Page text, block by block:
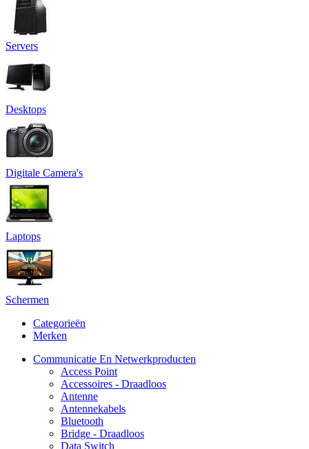
Servers
Desktops
Digitale Camera's
Laptops
Schermen
Categorieën
Merken
Communicatie En Netwerkproducten
Access Point
Accessoires - Draadloos
Antenne
Antennekabels
Bluetooth
Bridge - Draadloos
Data Switch